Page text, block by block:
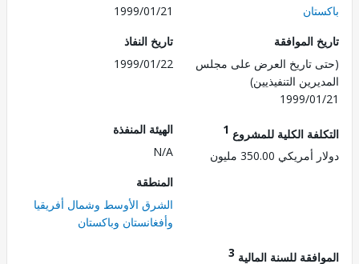
1999/01/21
الموافقة
تاريخ العرض على مجلس
التنفيذيين)
1999/
تاريخ النفاذ
1999/01/22
الكلية للمشروع1
350.00 مليون
الهيئة المنفذة
الشرق الأوسط وشمال أفريقيا
وأفغانستان وباكستان
للسنة المالية3